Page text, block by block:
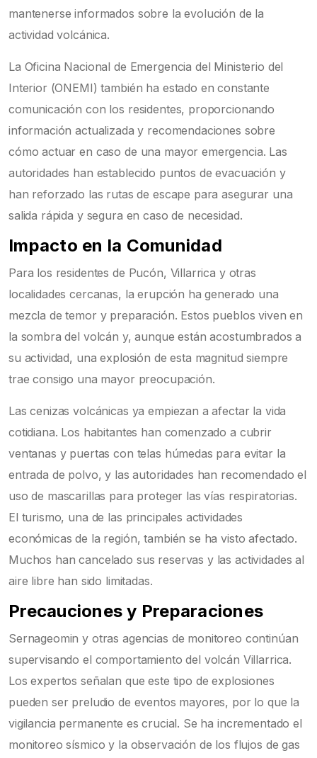
mantenerse informados sobre la evolución de la
actividad volcánica.
La Oficina Nacional de Emergencia del Ministerio del
Interior (ONEMI) también ha estado en constante
comunicación con los residentes, proporcionando
información actualizada y recomendaciones sobre
cómo actuar en caso de una mayor emergencia. Las
autoridades han establecido puntos de evacuación y
han reforzado las rutas de escape para asegurar una
salida rápida y segura en caso de necesidad.
Impacto en la Comunidad
Para los residentes de Pucón, Villarrica y otras
localidades cercanas, la erupción ha generado una
mezcla de temor y preparación. Estos pueblos viven en
la sombra del volcán y, aunque están acostumbrados a
su actividad, una explosión de esta magnitud siempre
trae consigo una mayor preocupación.
Las cenizas volcánicas ya empiezan a afectar la vida
cotidiana. Los habitantes han comenzado a cubrir
ventanas y puertas con telas húmedas para evitar la
entrada de polvo, y las autoridades han recomendado el
uso de mascarillas para proteger las vías respiratorias.
El turismo, una de las principales actividades
económicas de la región, también se ha visto afectado.
Muchos han cancelado sus reservas y las actividades al
aire libre han sido limitadas.
Precauciones y Preparaciones
Sernageomin y otras agencias de monitoreo continúan
supervisando el comportamiento del volcán Villarrica.
Los expertos señalan que este tipo de explosiones
pueden ser preludio de eventos mayores, por lo que la
vigilancia permanente es crucial. Se ha incrementado el
monitoreo sísmico y la observación de los flujos de gas